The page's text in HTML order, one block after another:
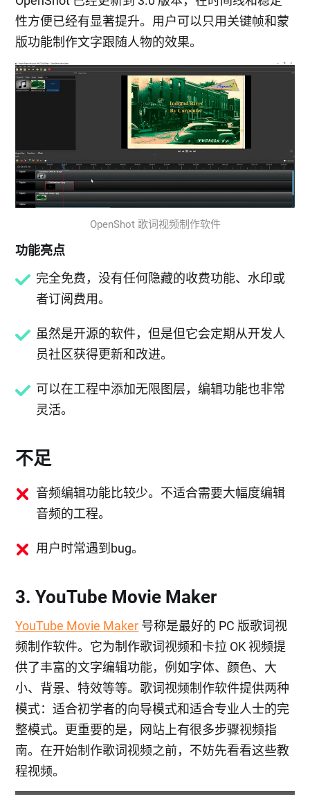
性方便已经有显著提升。用户可以只用关键帧和蒙
版功能制作文字跟随人物的效果。
OpenShot 歌词视频制作软件
功能亮点
完全免费，没有任何隐藏的收费功能、水印或
者订阅费用。
虽然是开源的软件，但是但它会定期从开发人
员社区获得更新和改进。
可以在工程中添加无限图层，编辑功能也非常
灵活。
不足
音频编辑功能比较少。不适合需要大幅度编辑
音频的工程。
用户时常遇到bug。
3. YouTube Movie Maker
YouTube Movie Maker 号称是最好的 PC 版歌词视
频制作软件。它为制作歌词视频和卡拉 OK 视频提
供了丰富的文字编辑功能，例如字体、颜色、大
小、背景、特效等等。歌词视频制作软件提供两种
模式：适合初学者的向导模式和适合专业人士的完
整模式。更重要的是，网站上有很多步骤视频指
南。在开始制作歌词视频之前，不妨先看看这些教
程视频。